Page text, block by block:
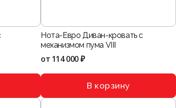
Нота-Евро Диван-кровать с
механизмом пума VIII
от 114 000 ₽
В корзину